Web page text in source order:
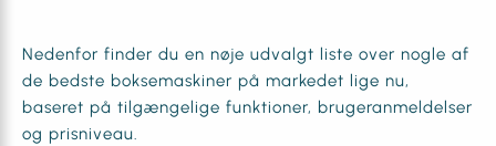
Nedenfor finder du en nøje udvalgt liste over nogle af
de bedste boksemaskiner på markedet lige nu,
baseret på tilgængelige funktioner, brugeranmeldelser
og prisniveau.